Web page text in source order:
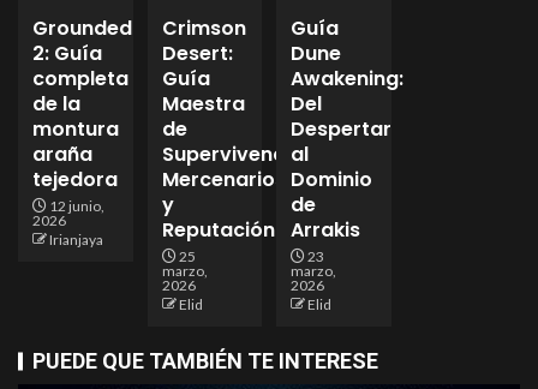
Grounded
2: Guía
completa
de la
montura
araña
tejedora
12 junio,
2026
Irianjaya
Crimson
Desert:
Guía
Maestra
de
Supervivencia,
Mercenarios
y
Reputación
25
marzo,
2026
Elid
Guía
Dune
Awakening:
Del
Despertar
al
Dominio
de
Arrakis
23
marzo,
2026
Elid
PUEDE QUE TAMBIÉN TE INTERESE